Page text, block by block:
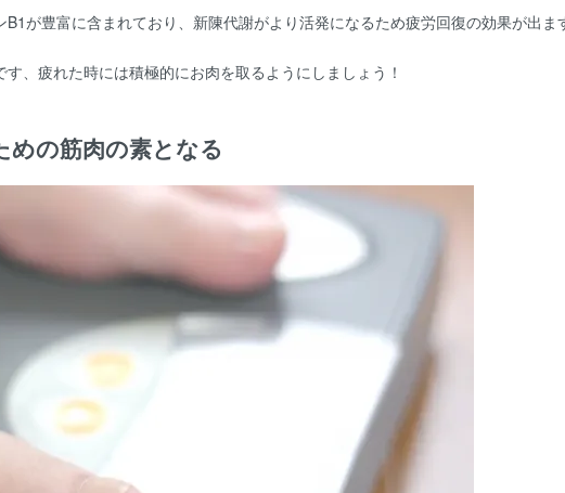
が豊富に含まれており、新陳代謝がより活発になるため疲労回復の効果が出ま
、疲れた時には積極的にお肉を取るようにしましょう！
の筋肉の素となる